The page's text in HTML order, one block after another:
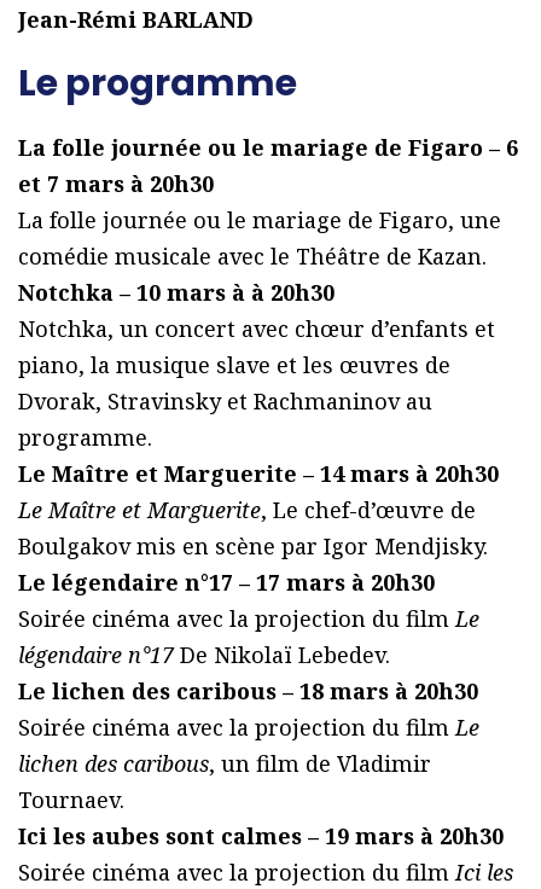
Jean-Rémi BARLAND
Le programme
La folle journée ou le mariage de Figaro – 6
et 7 mars à 20h30
La folle journée ou le mariage de Figaro, une
comédie musicale avec le Théâtre de Kazan.
Notchka – 10 mars à à 20h30
Notchka, un concert avec chœur d’enfants et
piano, la musique slave et les œuvres de
Dvorak, Stravinsky et Rachmaninov au
programme.
Le Maître et Marguerite – 14 mars à 20h30
Le Maître et Marguerite, Le chef-d’œuvre de
Boulgakov mis en scène par Igor Mendjisky.
Le légendaire n°17 – 17 mars à 20h30
Soirée cinéma avec la projection du filmLe
légendaire n°17De Nikolaï Lebedev.
Le lichen des caribous – 18 mars à 20h30
Soirée cinéma avec la projection du filmLe
lichen des caribous, un film de Vladimir
Tournaev.
Ici les aubes sont calmes – 19 mars à 20h30
Soirée cinéma avec la projection du filmIci les